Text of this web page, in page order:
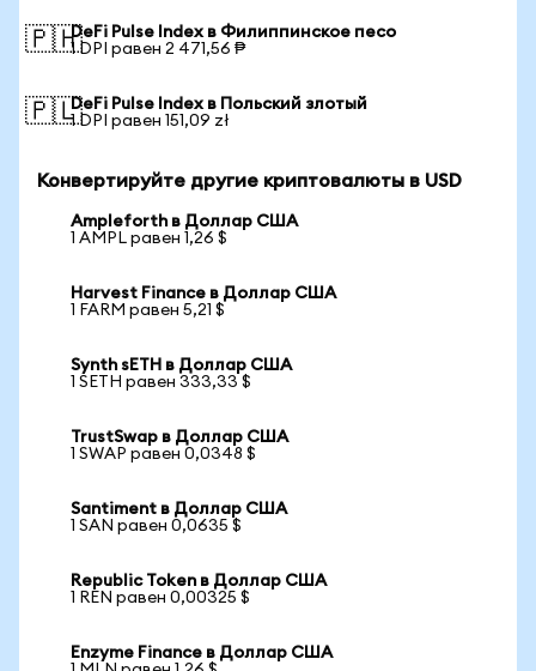
🇵🇭DeFi Pulse Index в Филиппинское песо
1 DPI равен 2 471,56 ₱
🇵🇱DeFi Pulse Index в Польский злотый
1 DPI равен 151,09 zł
Конвертируйте другие криптовалюты в USD
Ampleforth в Доллар США
1 AMPL равен 1,26 $
Harvest Finance в Доллар США
1 FARM равен 5,21 $
Synth sETH в Доллар США
1 SETH равен 333,33 $
TrustSwap в Доллар США
1 SWAP равен 0,0348 $
Santiment в Доллар США
1 SAN равен 0,0635 $
Republic Token в Доллар США
1 REN равен 0,00325 $
Enzyme Finance в Доллар США